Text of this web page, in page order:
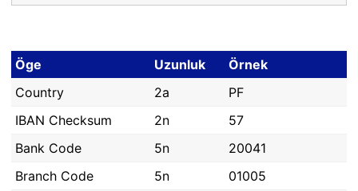
Öge Uzunluk
Örnek
Country
2a
PF
IBAN Checksum
2n
57
Bank Code
5n
20041
Branch Code
5n
01005